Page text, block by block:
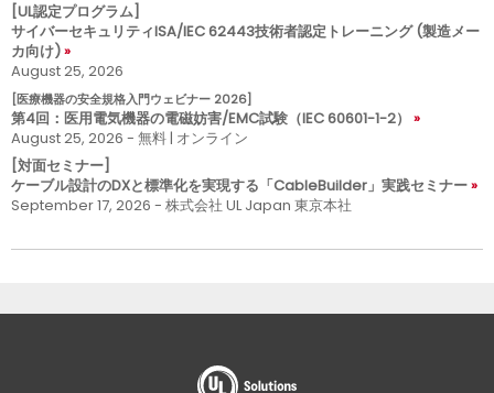
[UL認定プログラム]
サイバーセキュリティISA/IEC 62443技術者認定トレーニング (製造メー
カ向け)
August 25, 2026
[医療機器の安全規格入門ウェビナー 2026]
第4回：医用電気機器の電磁妨害/EMC試験（IEC 60601-1-2）
August 25, 2026 - 無料 | オンライン
[対面セミナー]
ケーブル設計のDXと標準化を実現する「CableBuilder」実践セミナー
September 17, 2026 - 株式会社 UL Japan 東京本社